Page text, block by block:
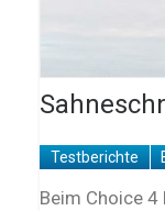
Testberichte
Beim Choice